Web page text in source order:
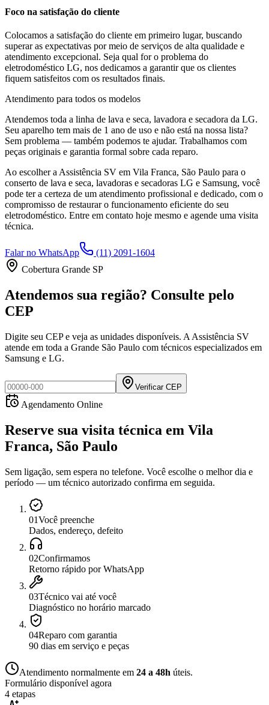
Foco na satisfação do cliente
Colocamos a satisfação do cliente em primeiro lugar, buscando
superar as expectativas por meio de serviços de alta qualidade e
atendimento excepcional. Seja qual for o problema do
eletrodoméstico LG, nos dedicamos a garantir que os clientes
fiquem satisfeitos com os resultados finais.
Atendimento para todos os modelos
Atendemos toda a linha de lava e seca, lavadora e secadora da LG.
Seu aparelho tem mais de 1 ano de uso e não está na nossa lista?
Sem problema — também podemos te ajudar. Trabalhamos com
peças originais e garantia formal sobre cada reparo.
Ao escolher a Assistência SV em Vila Franca, São Paulo para o
conserto de lava e seca, lavadoras e secadoras LG e Samsung, você
pode ter a certeza de um atendimento profissional e dedicado, com o
compromisso de restaurar o funcionamento eficiente do seu
eletrodoméstico. Entre em contato hoje mesmo e agende uma visita
técnica.
Falar no WhatsApp
(11) 2091-1604
Cobertura Grande SP
Atendemos sua região? Consulte pelo
CEP
Digite seu CEP e veja as unidades disponíveis. A Assistência SV
atende em toda a Grande São Paulo com técnicos especializados em
Samsung e LG.
Verificar CEP
Agendamento Online
Reserve sua visita técnica em Vila
Franca, São Paulo
Sem ligação, sem espera no telefone. Você escolhe o melhor dia e
período — um técnico autorizado confirma em seguida.
01Você preenche
Dados, endereço, defeito
02Confirmamos
Retorno rápido por WhatsApp
03Técnico vai até você
Diagnóstico no horário marcado
04Reparo com garantia
90 dias em serviço e peças
Atendimento normalmente em 24 a 48h úteis.
Formulário disponível agora
4 etapas